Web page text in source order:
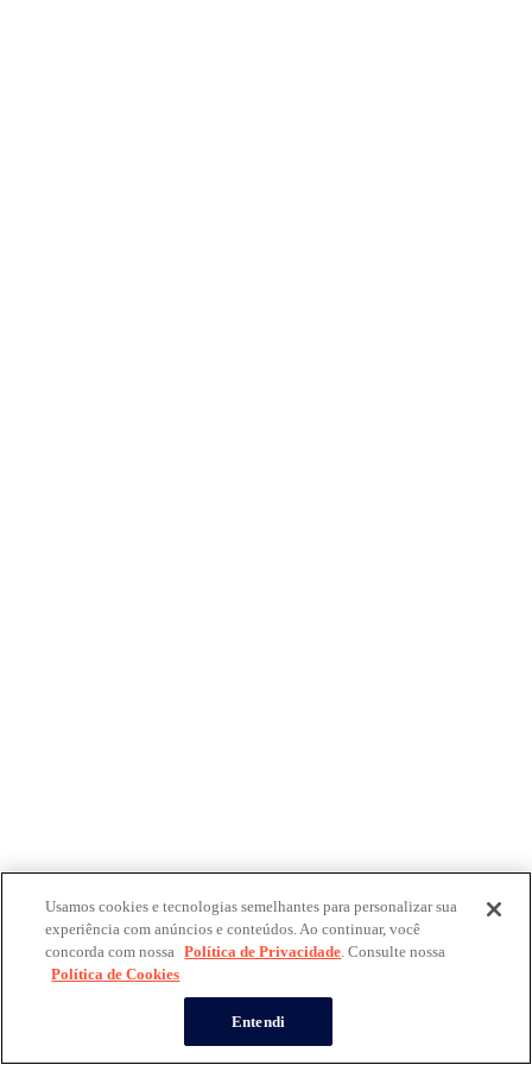
Usamos cookies e tecnologias semelhantes para personalizar sua
experiência com anúncios e conteúdos. Ao continuar, você
concorda com nossa Política de Privacidade. Consulte nossa
Política de Cookies
Entendi